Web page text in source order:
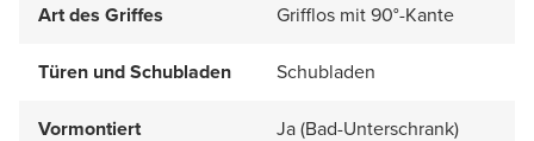
Art des Griffes Grifflos mit 90°-Kante
Türen und Schubladen Schubladen
Vormontiert Ja (Bad-Unterschrank)